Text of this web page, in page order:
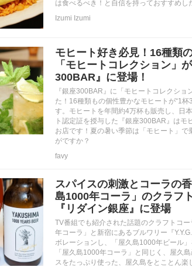
は食べるべき！と自信を持っておすすめし
Izumi Izumi
モヒート好き必見！16種類
「モヒートコレクション」
300BAR』に登場！
『銀座300BAR』に「モヒートコレクショ
た！16種類もの個性豊かなモヒートが“1杯
す。モヒートを年間約4万杯も販売し、日
ト認定証を授与した『銀座300BAR』はモ
お店です！夏の暑い季節は「モヒート」で
がですか？
favy
スパイスの刺激とコーラの
島1000年コーラ」のクラフ
『リダイン銀座』に登場
TV番組でも紹介された話題のクラフトコ
年コーラ」と新宿にあるブルワリー『
ボレーションし、「屋久島1000年ビール」
「屋久島1000年コーラ」と同じく、屋久
スをたっぷり使った、屋久島をとことん楽